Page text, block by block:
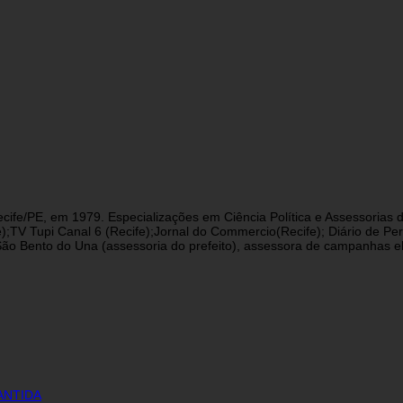
PE, em 1979. Especializações em Ciência Política e
Tupi Canal 6 (Recife);Jornal do Commercio(Recife); Diário de
do Una (assessoria do prefeito), assessora de campanhas